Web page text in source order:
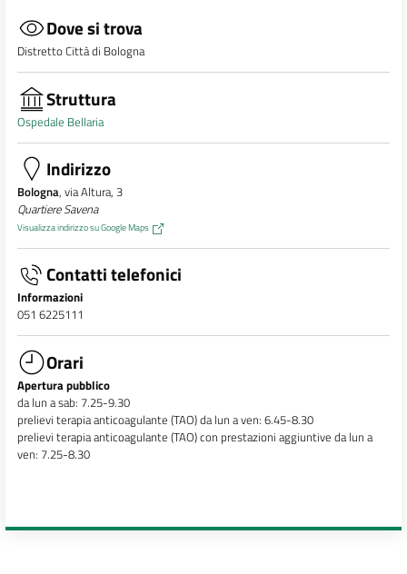
Dove si trova
Distretto Città di Bologna
Struttura
Ospedale Bellaria
Indirizzo
Bologna, via Altura, 3
Quartiere Savena
Visualizza indirizzo su Google Maps
Contatti telefonici
Informazioni
051 6225111
Orari
Apertura pubblico
da lun a sab: 7.25-9.30
prelievi terapia anticoagulante (TAO) da lun a ven: 6.45-8.30
prelievi terapia anticoagulante (TAO) con prestazioni aggiuntive da lun a
ven: 7.25-8.30